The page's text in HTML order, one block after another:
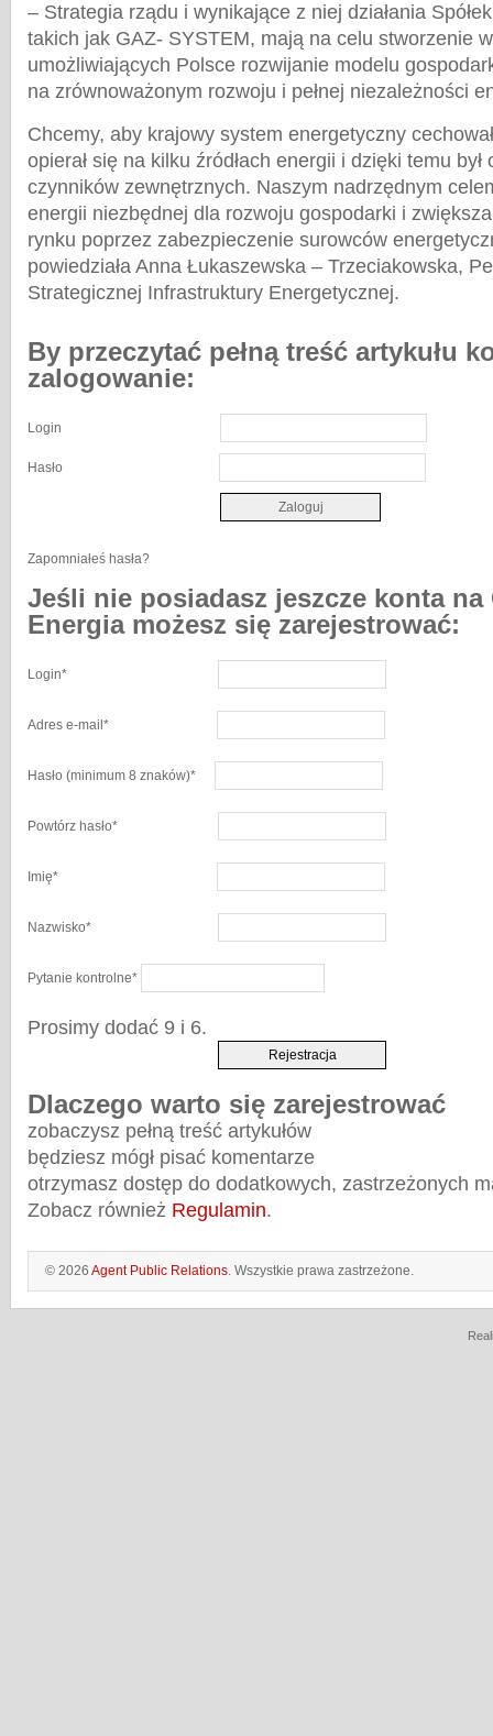
– Strategia rządu i wynikające z niej działania
takich jak GAZ- SYSTEM, mają na celu stworzenie
umożliwiających Polsce rozwijanie modelu
na zrównoważonym rozwoju i pełnej niezależności
Chcemy, aby krajowy system energetyczny
opierał się na kilku źródłach energii i dzięki temu był
czynników zewnętrznych. Naszym nadrzędnym
energii niezbędnej dla rozwoju gospodarki i
rynku poprzez zabezpieczenie surowców
powiedziała Anna Łukaszewska – Trzeciakowska,
Strategicznej Infrastruktury Energetycznej.
By przeczytać pełną treść artykułu
zalogowanie:
Login
Hasło
Zapomniałeś hasła?
Jeśli nie posiadasz jeszcze konta na
Energia możesz się zarejestrować:
Login*
Adres e-mail *
Hasło (minimum 8 znaków)*
Powtórz hasło*
Imię*
Nazwisko*
Pytanie kontrolne*
Prosimy dodać 9 i 6.
Dlaczego warto się zarejestrować
zobaczysz pełną treść artykułów
będziesz mógł pisać komentarze
otrzymasz dostęp do dodatkowych, zastrzeżonych
Zobacz również Regulamin.
© 2026 Agent Public Relations. Wszystkie prawa zastrzeżone.